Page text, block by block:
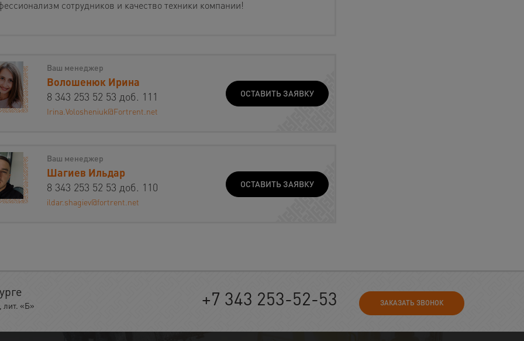
сотрудников и качество техники компании!
Ваш менеджер
Волошенюк Ирина
8 343 253 52 53 доб. 111
Irina.Volosheniuk@Fortrent.net
ОСТАВИТЬ ЗАЯВКУ
Ваш менеджер
Шагиев Ильдар
8 343 253 52 53 доб. 110
ildar.shagiev@fortrent.net
ОСТАВИТЬ ЗАЯВКУ
лит. «Б» +7 343 253-52-53 ЗАКАЗАТЬ ЗВОНОК